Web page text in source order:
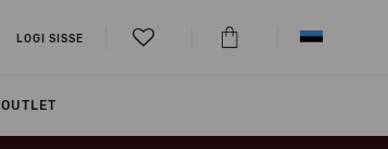
LOGI SISSE
OUTLET